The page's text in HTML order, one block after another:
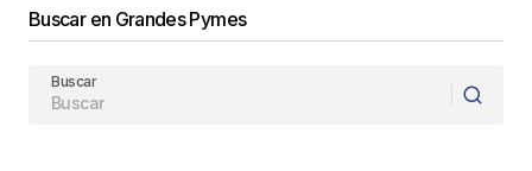
Buscar en Grandes Pymes
Buscar